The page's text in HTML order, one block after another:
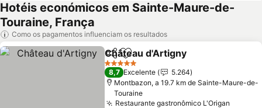
Hotéis económicos em Sainte-Maure-de-
Touraine, França
Como os pagamentos influenciam os resultados
PartilharAdicionar aos favoritos
Château d'Artigny
5 Estrelas
8,7 Excelente
5.264
Montbazon, a 19.7 km de Sainte-Maure-de-
Touraine
Restaurante gastronômico L'Origan